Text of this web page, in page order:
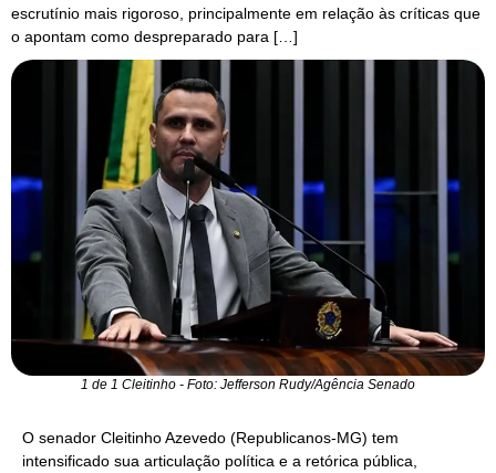
escrutínio mais rigoroso, principalmente em relação às críticas que
o apontam como despreparado para […]
1 de 1 Cleitinho - Foto: Jefferson Rudy/Agência Senado
O senador Cleitinho Azevedo (Republicanos-MG) tem
intensificado sua articulação política e a retórica pública,